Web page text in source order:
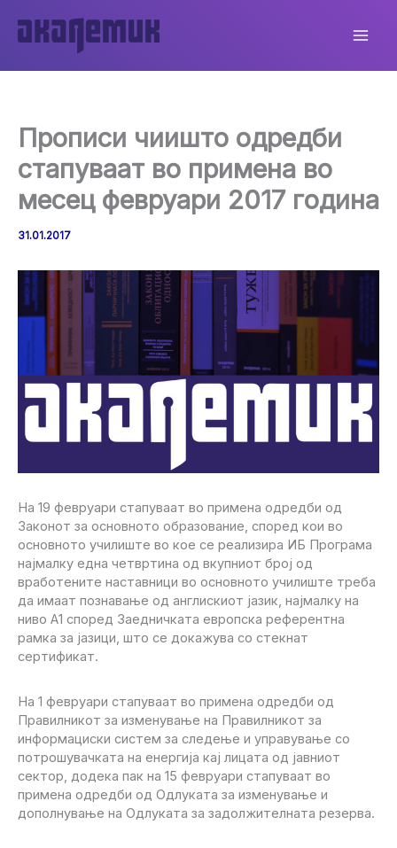
content
Прописи чиишто одредби
стапуваат во примена во
месец февруари 2017 година
31.01.2017
На 19 февруари стапуваат во примена одредби од
Законот за основното образование, според кои во
основното училиште во кое се реализира ИБ Програма
најмалку една четвртина од вкупниот број од
вработените наставници во основното училиште треба
да имаат познавање од англискиот јазик, најмалку на
ниво А1 според Заедничката европска референтна
рамка за јазици, што се докажува со стекнат
сертификат.
На 1 февруари стапуваат во примена одредби од
Правилникот за изменување на Правилникот за
информациски систем за следење и управување со
потрошувачката на енергија кај лицата од јавниот
сектор, додека пак на 15 февруари стапуваат во
примена одредби од Одлуката за изменување и
дополнување на Одлуката за задолжителната резерва.